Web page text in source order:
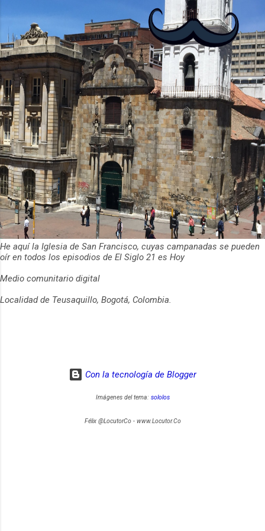
2012 y cuenta con más de 37 millones
de usuarios activos diarios. Desde 2022,
ha empeza...
He aquí la Iglesia de San Francisco, cuyas campanadas se pueden
oír en todos los episodios de El Siglo 21 es Hoy
Medio comunitario digital
Localidad de Teusaquillo, Bogotá, Colombia.
Con la tecnología de Blogger
Imágenes del tema: sololos
Félix @LocutorCo - www.Locutor.Co